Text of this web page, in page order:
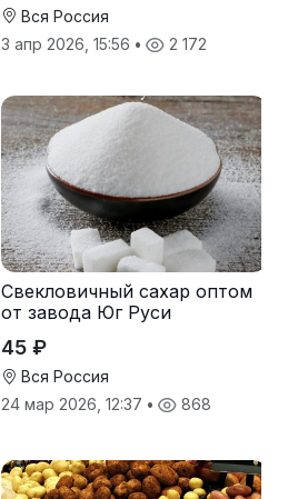
Вся Россия
3 апр 2026, 15:56 • 2 172
Свекловичный сахар оптом
от завода Юг Руси
45 ₽
Вся Россия
24 мар 2026, 12:37 • 868